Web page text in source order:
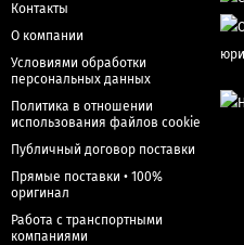
Контакты
О компании
Условиями обработки
персональных данных
Политика в отношении
использования файлов cookie
Публичный договор поставки
Прямые поставки • 100%
оригинал
Работа с транспортными
компаниями